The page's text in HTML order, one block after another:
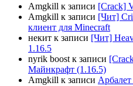
Amgkill к записи [Crack]
Amgkill к записи [Чит]
клиент для Minecraft
некит к записи [Чит]
1.16.5
nyrik boost к записи
Майнкрафт (1.16.5)
Amgkill к записи